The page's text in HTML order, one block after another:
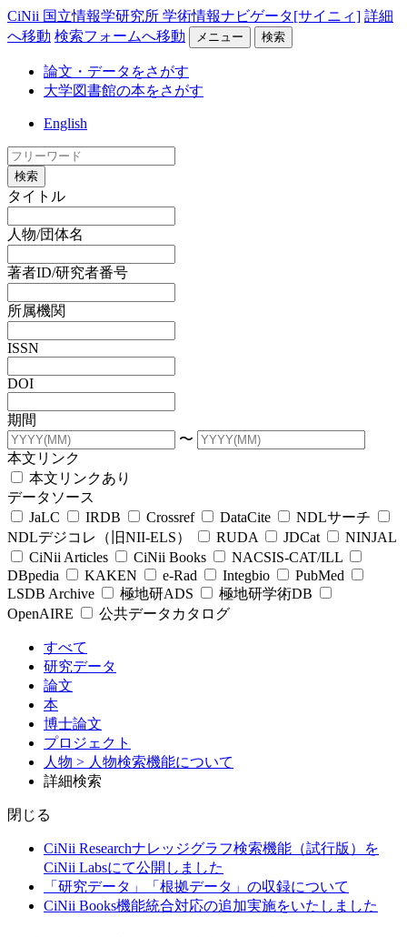
CiNii 国立情報学研究所 学術情報ナビゲータ[サイニィ] 詳細
へ移動 検索フォームへ移動 メニュー 検索
論文・データをさがす
大学図書館の本をさがす
English
検索
タイトル
人物/団体名
著者ID/研究者番号
所属機関
ISSN
DOI
期間
〜
本文リンク
本文リンクあり
データソース
JaLC
IRDB Crossref DataCite
NDLサーチ
NDLデジコレ（旧NII-ELS）
RUDA JDCat
NINJAL
CiNii Articles
CiNii Books
NACSIS-CAT/ILL
DBpedia
KAKEN e-Rad Integbio
PubMed
LSDB Archive
極地研ADS
極地研学術DB
OpenAIRE
公共データカタログ
すべて
研究データ
論文
本
博士論文
プロジェクト
人物 > 人物検索機能について
詳細検索
閉じる
CiNii Researchナレッジグラフ検索機能（試行版）を
CiNii Labsにて公開しました
「研究データ」「根拠データ」の収録について
CiNii Books機能統合対応の追加実施をいたしました